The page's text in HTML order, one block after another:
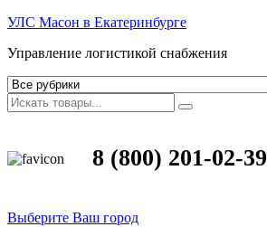
УЛС Масон в Екатеринбурге
Управление логистикой снабжения
8 (800) 201-02-39
Выберите Ваш город